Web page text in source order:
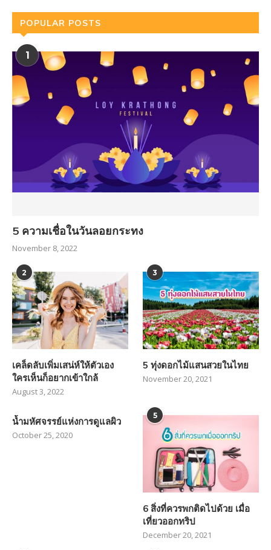
POPULAR POSTS
1
5 ความเชื่อในวันลอยกระทง
November 8, 2022
2
เคล็ดลับเพิ่มเสน่ห์ให้ตัวเอง
ใครเห็นก็อยากเข้าใกล้
August 3, 2022
3
5 ทุ่งดอกไม้แสนสวยในไทย
November 20, 2021
น้ำมหัศจรรย์แห่งการดูแลผิว
October 25, 2020
5
6 สิ่งที่ควรพกติดไปด้วย เมื่อ
เที่ยวออกทริป
December 20, 2021